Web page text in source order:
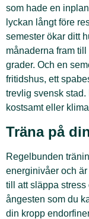
som hade en
lyckan långt före
semester ökar ditt
månaderna fram
grader. Och en
fritidshus, ett
trevlig svensk stad.
kostsamt eller
Träna på
Regelbunden
energinivåer och
till att släppa
ångesten som du
din kropp